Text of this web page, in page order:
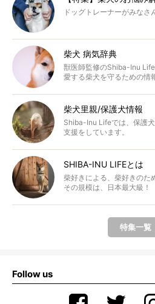
ドッグトレーナーがみなさ
柴犬 病気辞典
獣医師監修のShiba-Inu
愛する柴犬を守るための情
柴犬里親/保護犬情報
Shiba-Inu Lifeでは、保護
支援をしています。
SHIBA-INU LIFEとは
柴好きによる、柴好きのた
その規模は、日本最大級！
特集一覧
Follow us